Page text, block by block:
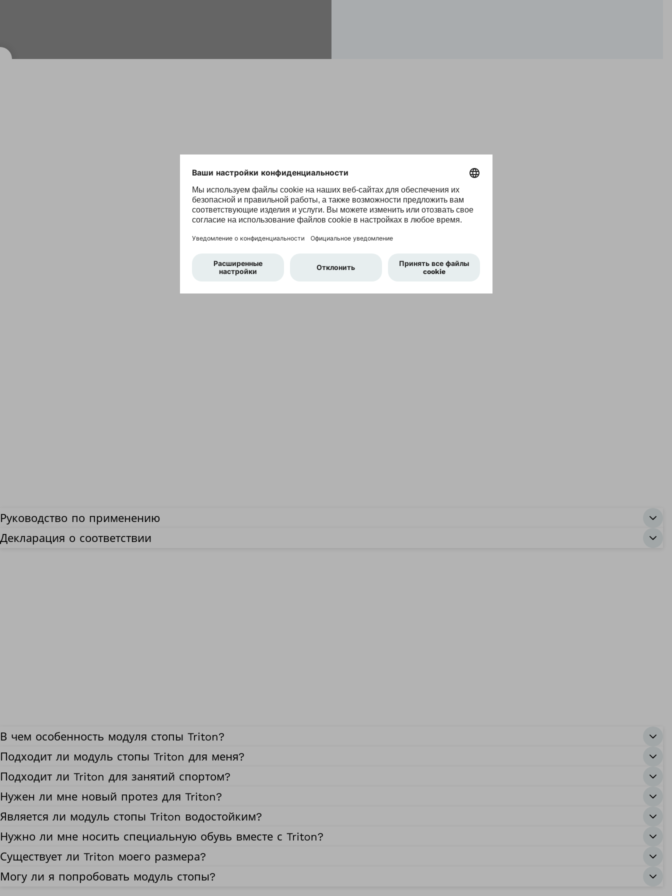
Руководство по применению
Декларация о соответствии
В чем особенность модуля стопы Triton?
Подходит ли модуль стопы Triton для меня?
Подходит ли Triton для занятий спортом?
Нужен ли мне новый протез для Triton?
Является ли модуль стопы Triton водостойким?
Нужно ли мне носить специальную обувь вместе с Triton?
Существует ли Triton моего размера?
Могу ли я попробовать модуль стопы?